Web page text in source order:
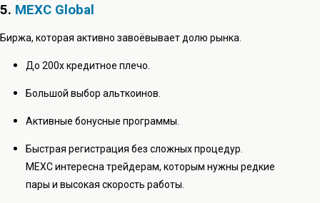
5. MEXC Global
Биржа, которая активно завоёвывает долю рынка.
До 200х кредитное плечо.
Большой выбор альткоинов.
Активные бонусные программы.
Быстрая регистрация без сложных процедур.
MEXC интересна трейдерам, которым нужны редкие
пары и высокая скорость работы.